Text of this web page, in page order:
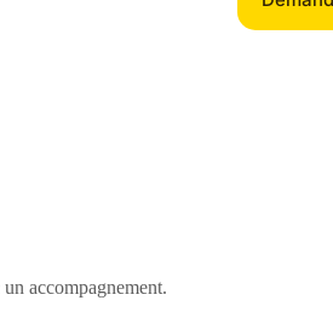
accompagnement.